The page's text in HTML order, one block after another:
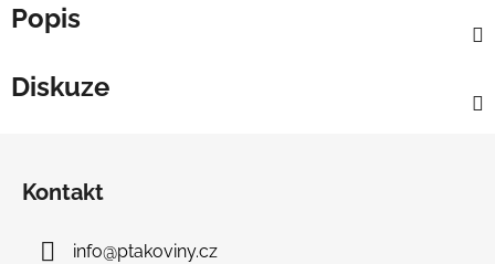
Popis
Diskuze
Kontakt
info@ptakoviny.cz